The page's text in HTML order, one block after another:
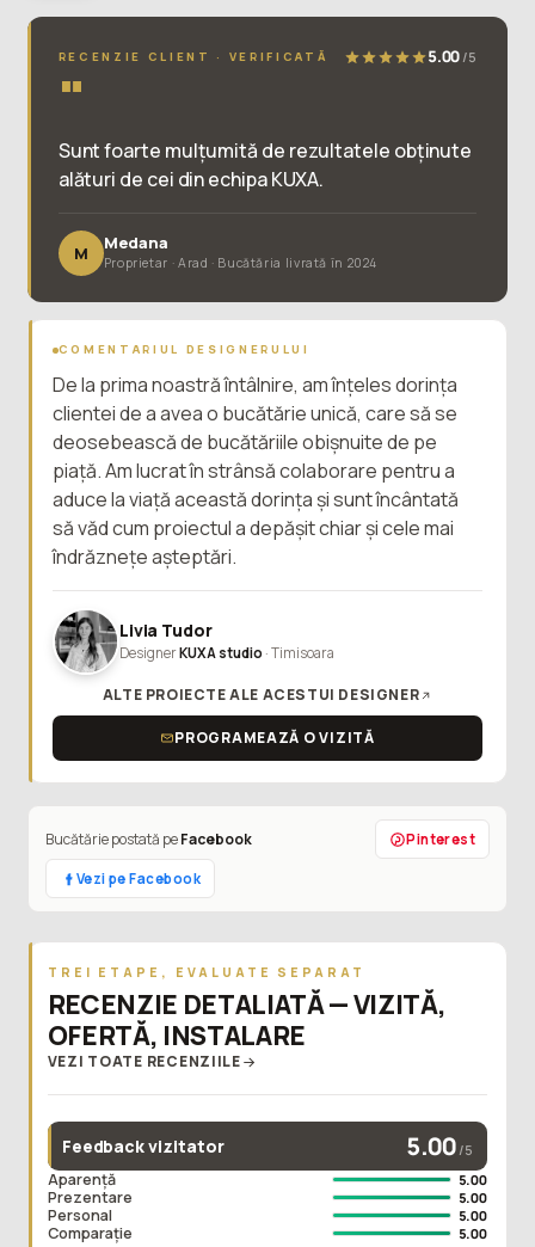
RECENZIE CLIENT · VERIFICATĂ 5.00 /5
"
Sunt foarte mulțumită de rezultatele obținute
alături de cei din echipa KUXA.
M Medana
Proprietar · Arad · Bucătăria livrată în 2024
COMENTARIUL DESIGNERULUI
De la prima noastră întâlnire, am înțeles dorința
clientei de a avea o bucătărie unică, care să se
deosebească de bucătăriile obișnuite de pe
piață. Am lucrat în strânsă colaborare pentru a
aduce la viață această dorința și sunt încântată
să văd cum proiectul a depășit chiar și cele mai
îndrăznețe așteptări.
Livia Tudor
DesignerKUXA studio· Timisoara
ALTE PROIECTE ALE ACESTUI DESIGNER
PROGRAMEAZĂ O VIZITĂ
Bucătărie postată peFacebook Pinterest
Vezi pe Facebook
TREI ETAPE, EVALUATE SEPARAT
RECENZIE DETALIATĂ — VIZITĂ,
OFERTĂ, INSTALARE
VEZI TOATE RECENZIILE
Feedback vizitator 5.00 /5
Aparență 5.00
Prezentare 5.00
Personal 5.00
Comparație 5.00